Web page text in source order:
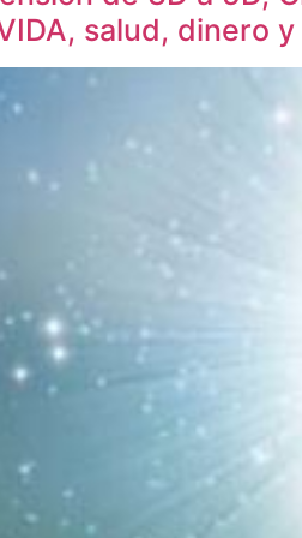
salud, dinero